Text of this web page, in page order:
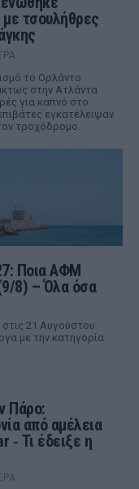
τσουλήθρες
το Ορλάντο
στην Ατλάντα
για καπνό στο
εγκατέλειψαν
τροχόδρομο.
Ποια ΑΦΜ
8) – Όλα όσα
21 Αυγούστου
με την κατηγορία
Πάρο:
από αμέλεια
‑ Τι έδειξε η